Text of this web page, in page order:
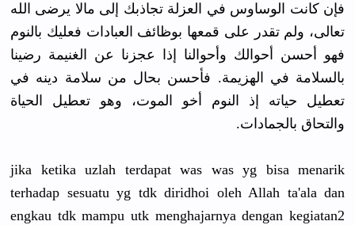
فإن كانت الوساوس في العزلة تجاذبك إلى مالا يرضى الله
تعالى، ولم تقدر على قمعها بوظائف العبادات فعليك بالنوم
فهو أحسن أحوالك وأحوالنا إذا عجزنا عن الغنيمة رضينا
بالسلامة في الهزيمة. فأحسن بحال من سلامة دينه في
تعطيل حياته إذ النوم أخو الموت، وهو تعطيل الحياة
والتحاق بالجمادات.
jika ketika uzlah terdapat was was yg bisa menarik
terhadap sesuatu yg tdk diridhoi oleh Allah ta'ala dan
engkau tdk mampu utk menghajarnya dengan kegiatan2